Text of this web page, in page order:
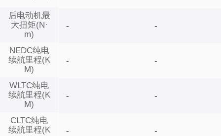
后电动机最
大扭矩(N·
m)
NEDC纯电
续航里程(K
M)
WLTC纯电
续航里程(K
M)
CLTC纯电
续航里程(K
- -
- -
- -
- -